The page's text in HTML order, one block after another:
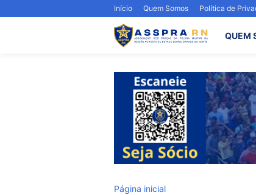
Início Quem Somos Política de
QUEM
Página inicial